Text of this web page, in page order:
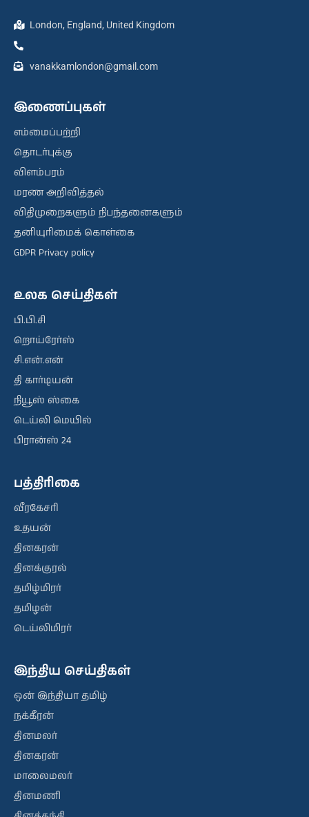
London, England, United Kingdom
vanakkamlondon@gmail.com
இணைப்புகள்
எம்மைப்பற்றி
தொடர்புக்கு
விளம்பரம்
மரண அறிவித்தல்
விதிமுறைகளும் நிபந்தனைகளும்
தனியுரிமைக் கொள்கை
GDPR Privacy policy
உலக செய்திகள்
பி.பி.சி
றொய்ரேர்ஸ்
சி.என்.என்
தி கார்டியன்
நியூஸ் ஸ்கை
டெய்லி மெயில்
பிரான்ஸ் 24
பத்திரிகை
வீரகேசரி
உதயன்
தினகரன்
தினக்குரல்
தமிழ்மிரர்
தமிழன்
டெய்லிமிரர்
இந்திய செய்திகள்
ஒன் இந்தியா தமிழ்
நக்கீரன்
தினமலர்
தினகரன்
மாலைமலர்
தினமணி